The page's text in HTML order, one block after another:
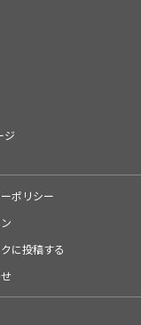
ジ
ポリシー
に投稿する